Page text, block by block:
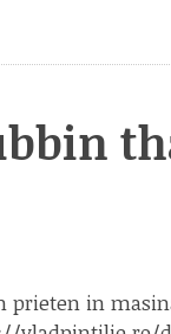
prieten in